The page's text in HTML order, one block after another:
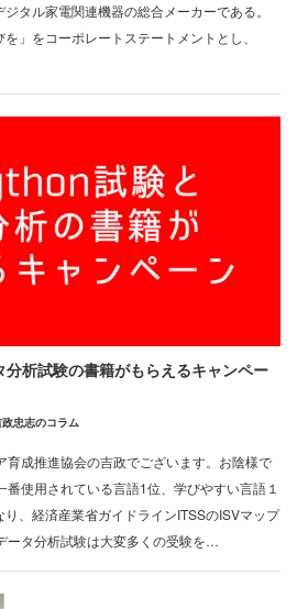
タル家電関連機器の総合メーカーである。
」をコーポレートステートメントとし、
析試験の書籍がもらえるキャンペー
忠志のコラム
育成推進協会の吉政でございます。お陰様で
使用されている言語1位、学びやすい言語１
、経済産業省ガイドラインITSSのISVマップ
ータ分析試験は大変多くの受験を…